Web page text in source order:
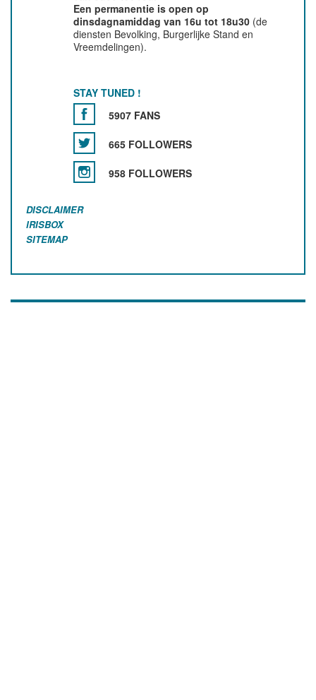
Een permanentie is open op
dinsdagnamiddag van 16u tot 18u30 (de
diensten Bevolking, Burgerlijke Stand en
Vreemdelingen).
STAY TUNED !
5907 FANS
665 FOLLOWERS
958 FOLLOWERS
DISCLAIMER
IRISBOX
SITEMAP